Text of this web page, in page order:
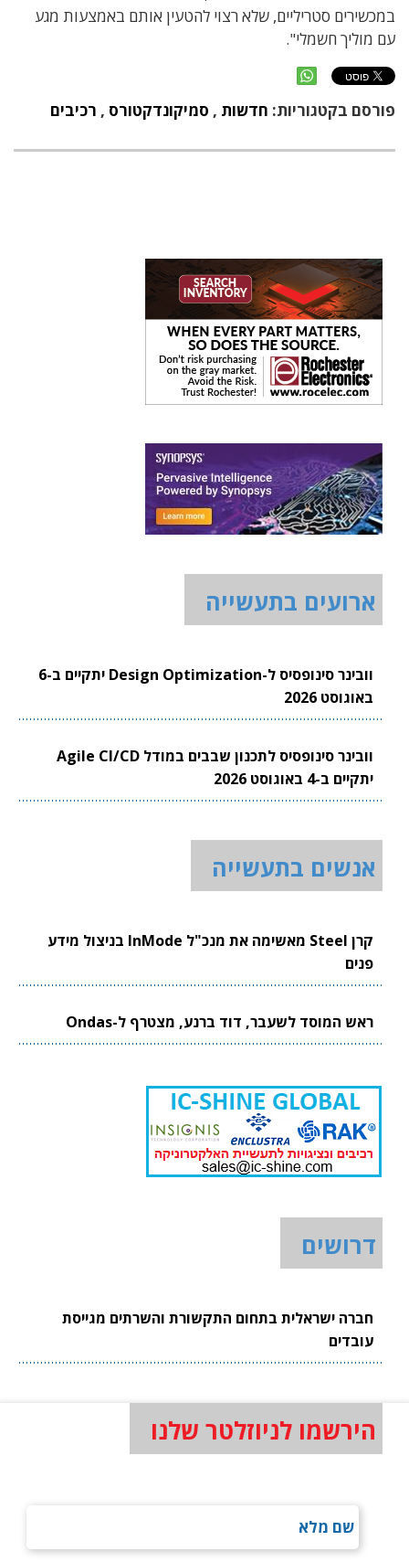
במכשירים סטריליים, שלא רצוי להטעין אותם באמצעות מגע
עם מוליך חשמלי".
פורסם בקטגוריות: חדשות , סמיקונדקטורס , רכיבים
ארועים בתעשייה
וובינר סינופסיס ל-Design Optimization יתקיים ב-6
באוגוסט 2026
וובינר סינופסיס לתכנון שבבים במודל Agile CI/CD
יתקיים ב-4 באוגוסט 2026
אנשים בתעשייה
קרן Steel מאשימה את מנכ"ל InMode בניצול מידע
פנים
ראש המוסד לשעבר, דוד ברנע, מצטרף ל-Ondas
דרושים
חברה ישראלית בתחום התקשורת והשרתים מגייסת
עובדים
הירשמו לניוזלטר שלנו